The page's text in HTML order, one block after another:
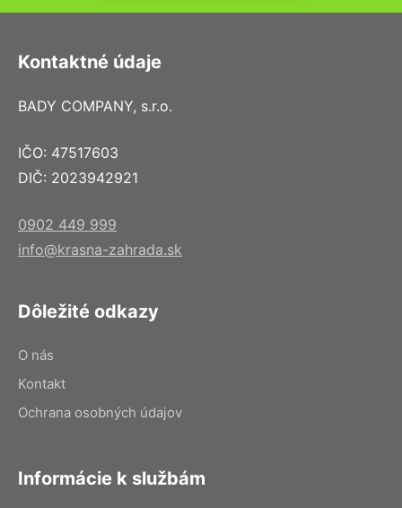
Kontaktné údaje
BADY COMPANY, s.r.o.
IČO: 47517603
DIČ: 2023942921
0902 449 999
info@krasna-zahrada.sk
Dôležité odkazy
O nás
Kontakt
Ochrana osobných údajov
Informácie k službám